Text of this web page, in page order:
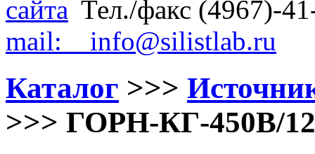
Тел./факс (4967)-
mail: info@silistlab.ru
Каталог >>>
>>> ГОРН-КГ-450В/